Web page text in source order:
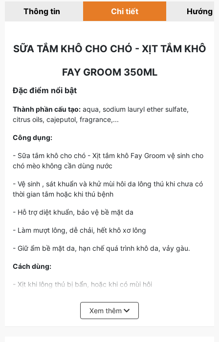
Thông tin Chi tiết Hướng
SỮA TẮM KHÔ CHO CHÓ - XỊT TẮM KHÔ
FAY GROOM 350ML
Đặc điểm nổi bật
Thành phần cấu tạo: aqua, sodium lauryl ether sulfate,
citrus oils, cajeputol, fragrance,...
Công dụng:
- Sữa tắm khô cho chó - Xịt tắm khô Fay Groom vệ sinh cho
chó mèo không cần dùng nước
- Vệ sinh , sát khuẩn và khử mùi hôi da lông thú khi chưa có
thời gian tắm hoặc khi thú bệnh
- Hỗ trợ diệt khuẩn, bảo vệ bề mặt da
- Làm mượt lông, dễ chải, hết khô xơ lông
- Giữ ẩm bề mặt da, hạn chế quá trình khô da, vảy gàu.
Cách dùng:
- Xịt khi lông thú bị bẩn, hoặc khi có mùi hôi
- Xịt ướt khắp mình thú dùng tay xoa đều trên da lông, dùng
khăn khô lau sạch, sau đó chẻ nhẹ nhàng bằng lược xuôi
Xem thêm